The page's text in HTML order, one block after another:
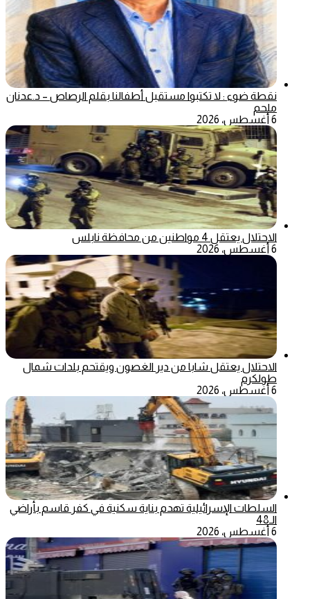
نقطة ضوء : لا تكتبوا مستقبل أطفالنا بقلم الرصاص – د.عدنان
ملحم
6 أغسطس، 2026
الاحتلال يعتقل 4 مواطنين من محافظة نابلس
6 أغسطس، 2026
الاحتلال يعتقل شابا من دير الغصون ويقتحم بلدات شمال
طولكرم
6 أغسطس، 2026
السلطات الإسرائيلية تهدم بناية سكنية في كفر قاسم بأراضي
الـ48
6 أغسطس، 2026